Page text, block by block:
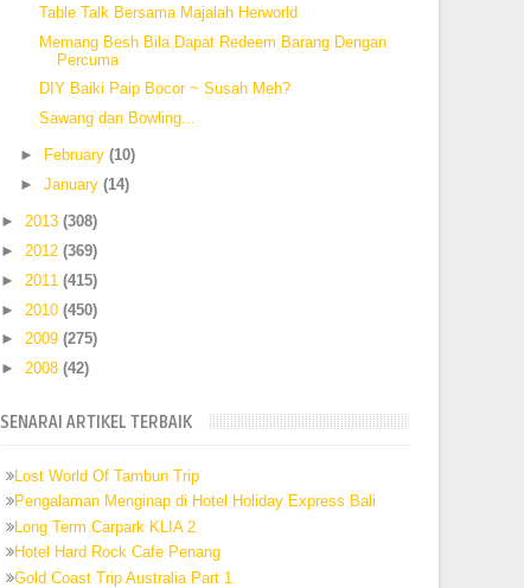
Table Talk Bersama Majalah Herworld
Memang Besh Bila Dapat Redeem Barang Dengan
Percuma
DIY Baiki Paip Bocor ~ Susah Meh?
Sawang dan Bowling...
► February (10)
► January (14)
►2013(308)
►2012(369)
► 2011(415)
► 2010(450)
►2009(275)
►2008(42)
SENARAI ARTIKEL TERBAIK
Lost World Of Tambun Trip
Pengalaman Menginap di Hotel Holiday Express Bali
Long Term Carpark KLIA 2
Hotel Hard Rock Cafe Penang
Gold Coast Trip Australia Part 1